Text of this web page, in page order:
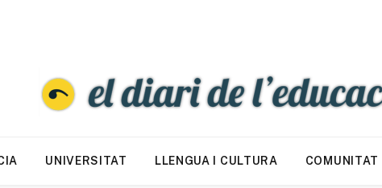
UNIVERSITAT LLENGUA I CULTURA COMUNITAT